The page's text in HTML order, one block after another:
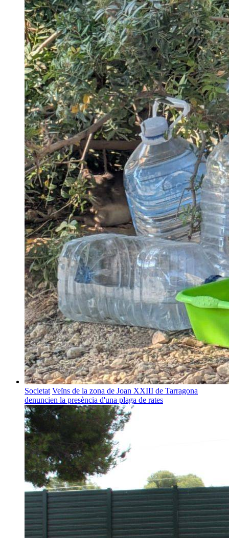
Societat Veïns de la zona de Joan XXIII de Tarragona
denuncien la presència d'una plaga de rates